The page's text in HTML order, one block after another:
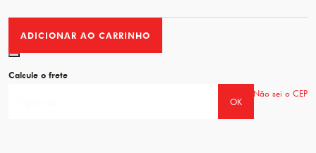
ADICIONAR AO CARRINHO
Favorito
Calcule o frete
OK
Não sei o CEP